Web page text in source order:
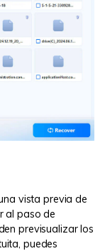
vista previa de
al paso de
previsualizar los
puedes